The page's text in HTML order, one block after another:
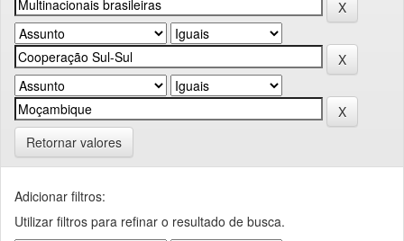
Retornar valores
Adicionar filtros:
Utilizar filtros para refinar o resultado de busca.